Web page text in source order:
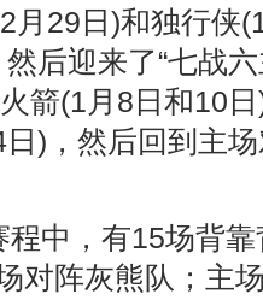
月29日)和独行侠
后迎来了“七战
箭(1月8日和10
)，然后回到主
程中，有15场背
对阵灰熊队；主